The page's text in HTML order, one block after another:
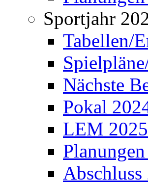
Sportjahr
Tabellen/
Nächste
Pokal
LEM 2025